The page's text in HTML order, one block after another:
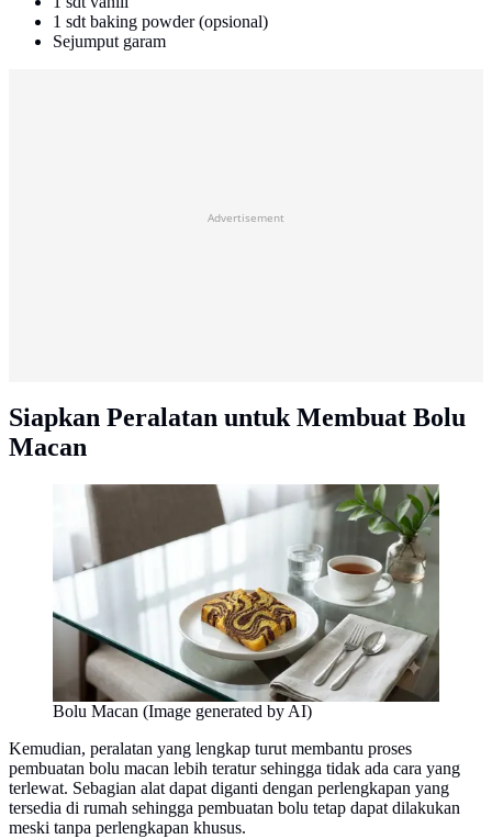
1 sdt baking powder (opsional)
Sejumput garam
Advertisement
Siapkan Peralatan untuk Membuat Bolu
Macan
Bolu Macan (Image generated by AI)
Kemudian, peralatan yang lengkap turut membantu proses
pembuatan bolu macan lebih teratur sehingga tidak ada cara yang
terlewat. Sebagian alat dapat diganti dengan perlengkapan yang
tersedia di rumah sehingga pembuatan bolu tetap dapat dilakukan
meski tanpa perlengkapan khusus.